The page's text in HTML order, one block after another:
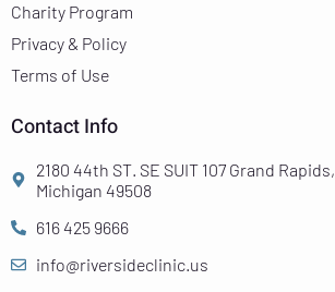
Charity Program
Privacy & Policy
Terms of Use
Contact Info
2180 44th ST. SE SUIT 107 Grand Rapids,
Michigan 49508
616 425 9666
info@riversideclinic.us